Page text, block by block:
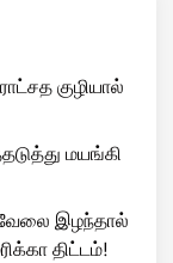
குழியால்
மயங்கி
வேலை இழந்தால்
திட்டம்!